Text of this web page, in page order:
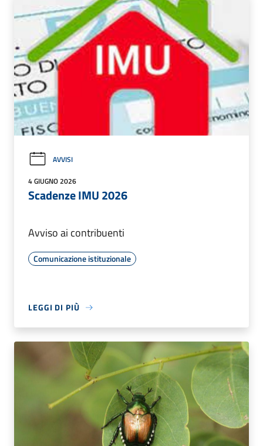
AVVISI
4 GIUGNO 2026
Scadenze IMU 2026
Avviso ai contribuenti
Comunicazione istituzionale
LEGGI DI PIÙ